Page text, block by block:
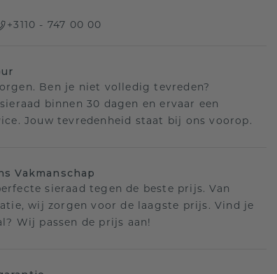
+3110 - 747 00 00
Ben je niet volledig tevreden?
binnen 30 dagen en ervaar een
Jouw tevredenheid staat bij ons voorop.
Vakmanschap
sieraad tegen de beste prijs. Van
wij zorgen voor de laagste prijs. Vind je
Wij passen de prijs aan!